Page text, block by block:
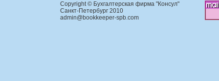
Copyright © Бухгалтерская фирма "Консул"
Санкт-Петербург 2010
admin@bookkeeper-spb.com